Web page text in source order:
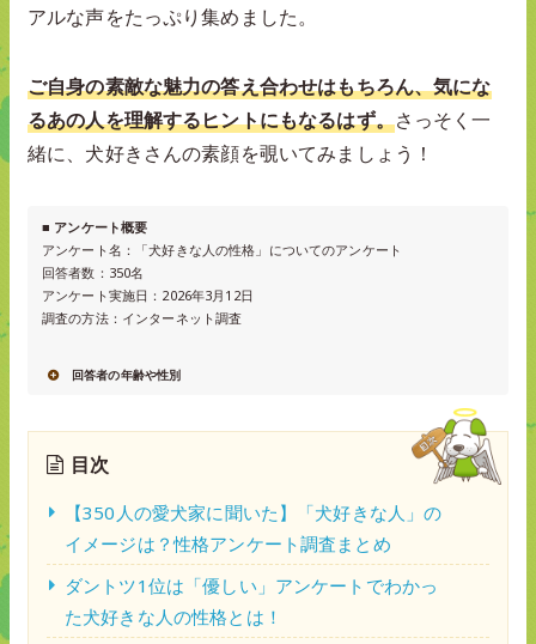
アルな声をたっぷり集めました。
ご自身の素敵な魅力の答え合わせはもちろん、気にな
るあの人を理解するヒントにもなるはず。さっそく一
緒に、犬好きさんの素顔を覗いてみましょう！
■ アンケート概要
アンケート名：「犬好きな人の性格」についてのアンケート
回答者数：350名
アンケート実施日：2026年3月12日
調査の方法：インターネット調査
回答者の年齢や性別
目次
【350人の愛犬家に聞いた】「犬好きな人」の
イメージは？性格アンケート調査まとめ
ダントツ1位は「優しい」アンケートでわかっ
た犬好きな人の性格とは！